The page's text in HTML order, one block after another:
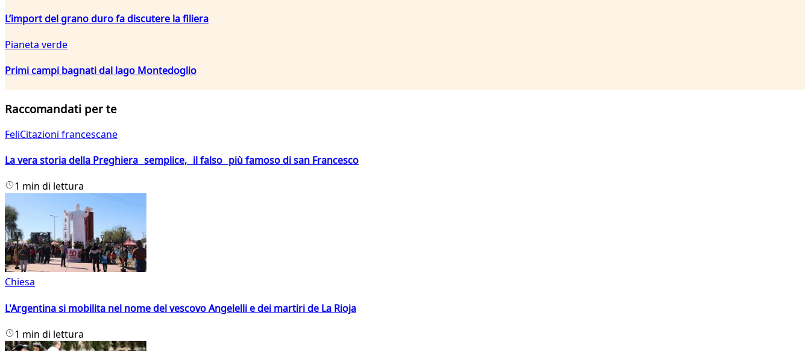
L’import del grano duro fa discutere la filiera
Pianeta verde
Primi campi bagnati dal lago Montedoglio
Raccomandati per te
FeliCitazioni francescane
La vera storia della Preghiera semplice, il falso più famoso di san Francesco
1 min di lettura
Chiesa
L'Argentina si mobilita nel nome del vescovo Angelelli e dei martiri de La Rioja
1 min di lettura